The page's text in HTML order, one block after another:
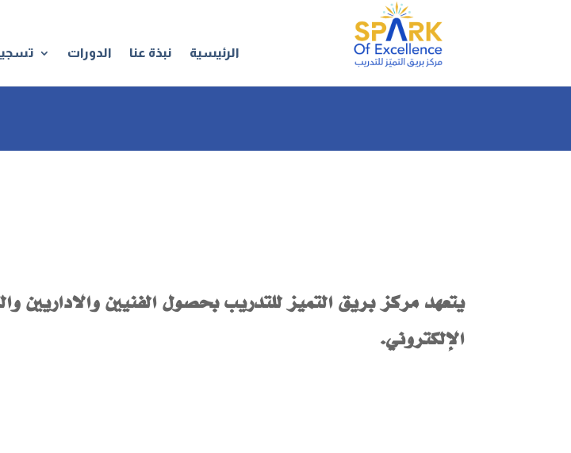
الرئيسية نبذة عنا الدوراتحصول الفنيين والاداريين
يتعهد مركز بريق التميز للتدريب بحصول الفنيين والاداريين
الإلكتروني.